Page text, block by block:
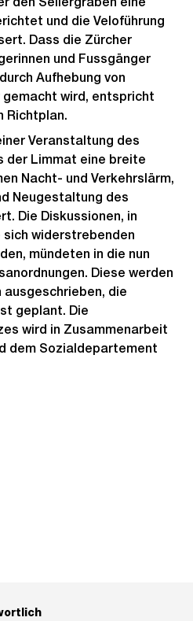
und die Veloführung
Dass die Zürcher
und Fussgänger
Aufhebung von
wird, entspricht
Richtplan.
Veranstaltung des
der Limmat eine breite
Nacht- und Verkehrslärm,
Neugestaltung des
Die Diskussionen, in
sich widerstrebenden
mündeten in die nun
Diese werden
ausgeschrieben, die
geplant. Die
wird in Zusammenarbeit
dem Sozialdepartement